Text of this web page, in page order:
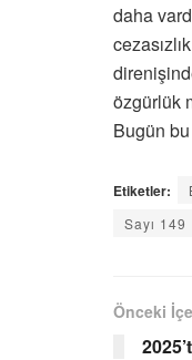
daha
özgürlük
Bugün
Etiketler:
Sayı 149
Önceki